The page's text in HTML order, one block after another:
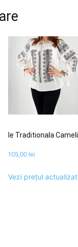
Ie Traditionala
105,00 lei
Vezi prețul